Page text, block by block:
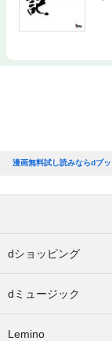
漫画無料試し読みならdブッ
dショッピング
dミュージック
Lemino